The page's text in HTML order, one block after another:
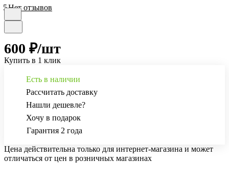
5Нет отзывов
600 ₽/шт
Купить в 1 клик
Есть в наличии
Рассчитать доставку
Нашли дешевле?
Хочу в подарок
Гарантия 2 года
Цена действительна только для интернет-магазина и может
отличаться от цен в розничных магазинах